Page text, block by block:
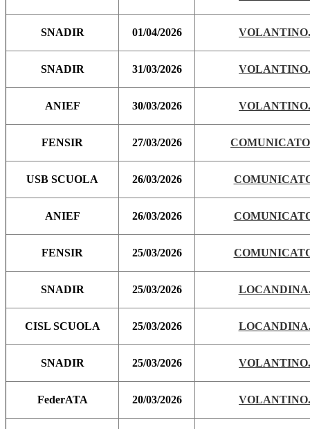
SNADIR 01/04/2026
SNADIR 31/03/2026
ANIEF 30/03/2026
FENSIR 27/03/2026
USB SCUOLA 26/03/2026
ANIEF 26/03/2026
FENSIR 25/03/2026
SNADIR 25/03/2026
CISL SCUOLA 25/03/2026
SNADIR 25/03/2026
FederATA 20/03/2026